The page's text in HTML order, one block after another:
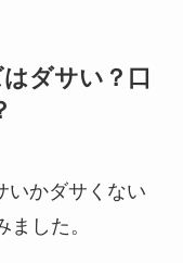
ダサい？口
いかダサくない
した。